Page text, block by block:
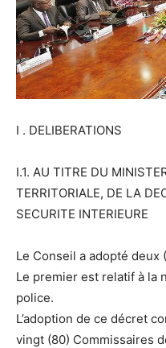
I . DELIBERATIONS
I.1. AU TITRE DU
TERRITORIALE, DE LA
SECURITE INTERIEURE
Le Conseil a adopté deux
Le premier est relatif à la
police.
L’adoption de ce décret
vingt (80) Commissaires